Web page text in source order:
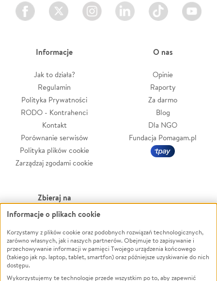
Facebook Twitter Instagram LinkedIn TikTok Youtube
Informacje
Jak to działa?
Regulamin
Polityka Prywatności
RODO - Kontrahenci
Kontakt
Porównanie serwisów
Polityka plików cookie
Zarządzaj zgodami cookie
O nas
Opinie
Raporty
Za darmo
Blog
Dla NGO
Fundacja Pomagam.pl
Zbieraj na
Leczenie
Zwierzęta
Pożar
Ukraina
Powódź
Wichura
NGO
Informacje o plikach cookie
Korzystamy z plików cookie oraz podobnych rozwiązań technologicznych,
zarówno własnych, jak i naszych partnerów. Obejmuje to zapisywanie i
przechowywanie informacji w pamięci Twojego urządzenia końcowego
(takiego jak np. laptop, tablet, smartfon) oraz późniejsze uzyskiwanie do nich
dostępu.
Wykorzystujemy te technologie przede wszystkim po to, aby zapewnić